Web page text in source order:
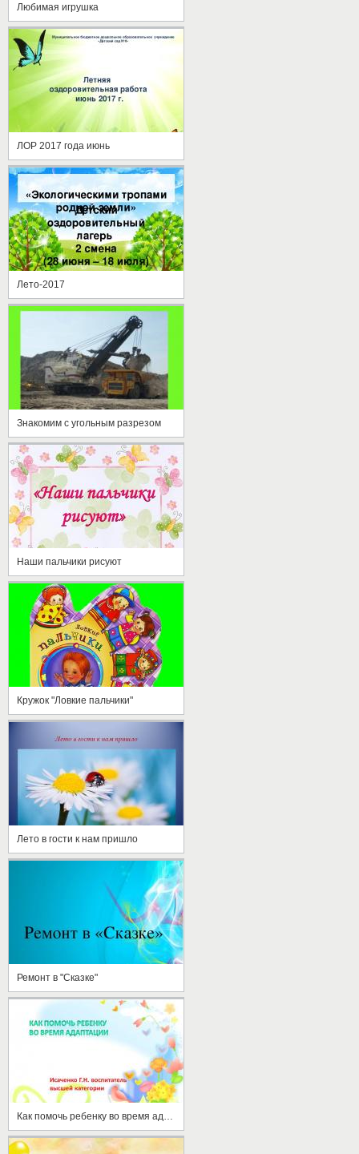
Любимая игрушка
ЛОР 2017 года июнь
Лето-2017
Знакомим с угольным разрезом
Наши пальчики рисуют
Кружок "Ловкие пальчики"
Лето в гости к нам пришло
Ремонт в "Сказке"
Как помочь ребенку во время адаптации